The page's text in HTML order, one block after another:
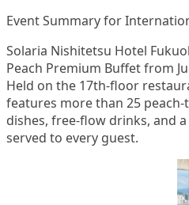
Event Summary for
Solaria Nishitetsu Hotel
Peach Premium Buffet from
Held on the 17th-floor
features more than 25
dishes, free-flow drinks, and
served to every guest.